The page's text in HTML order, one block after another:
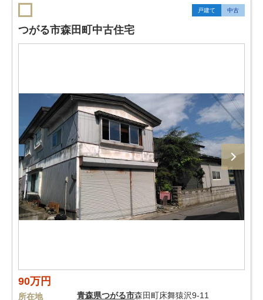
戸建て 中古
つがる市森田町中古住宅
90万円
所在地 青森県つがる市森田町床舞猿沢9-11